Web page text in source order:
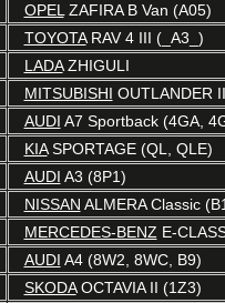
OPEL ZAFIRA B Van (A05)
TOYOTARAV 4 III (_A3_)
LADAZHIGULI
MITSUBISHI OUTLANDER
AUDI A7 Sportback (4GA,
KIASPORTAGE (QL, QLE)
AUDI A3 (8P1)
NISSAN ALMERA Classic
MERCEDES-BENZ E-
AUDI A4 (8W2, 8WC, B9)
SKODAOCTAVIA II (1Z3)